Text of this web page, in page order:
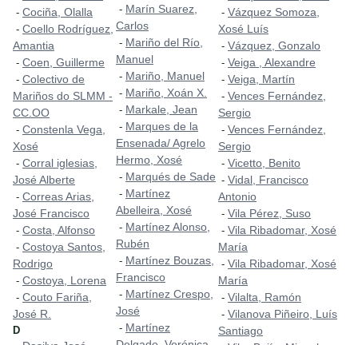
- Cociña, Olalla
- Coello Rodríguez,
Amantia
- Coen, Guillerme
- Colectivo de
Mariños do SLMM -
CC.OO
- Constenla Vega,
Xosé
- Corral iglesias,
José Alberte
- Correas Arias,
José Francisco
- Costa, Alfonso
- Costoya Santos,
Rodrigo
- Costoya, Lorena
- Couto Fariña,
José R.
D
- Marín Suarez,
Carlos
- Mariño del Río,
Manuel
- Mariño, Manuel
- Mariño, Xoán X.
- Markale, Jean
- Marques de la
Ensenada/ Agrelo
Hermo, Xosé
- Marqués de Sade
- Martínez
Abelleira, Xosé
- Martínez Alonso,
Rubén
- Martínez Bouzas,
Francisco
- Martínez Crespo,
José
- Martínez
- Vázquez Somoza,
Xosé Luís
- Vázquez, Gonzalo
- Veiga , Alexandre
- Veiga, Martín
- Vences Fernández,
Sergio
- Vences Fernández,
Sergio
- Vicetto, Benito
- Vidal, Francisco
Antonio
- Vila Pérez, Suso
- Vila Ribadomar, Xosé
María
- Vila Ribadomar, Xosé
María
- Vilalta, Ramón
- Vilanova Piñeiro, Luís
Santiago